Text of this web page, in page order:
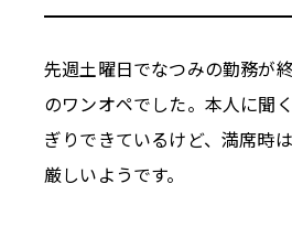
先週土曜日でなつみの勤務が
のワンオペでした。本人に聞
ぎりできているけど、満席時
厳しいようです。